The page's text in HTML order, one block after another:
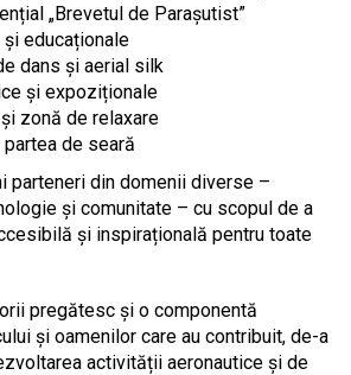
„Brevetul de Parașutist”
educaționale
dans și aerial silk
și expoziționale
zonă de relaxare
de seară
parteneri din domenii diverse –
și comunitate – cu scopul de a
și inspirațională pentru toate
pregătesc și o componentă
și oamenilor care au contribuit, de-a
activității aeronautice și de